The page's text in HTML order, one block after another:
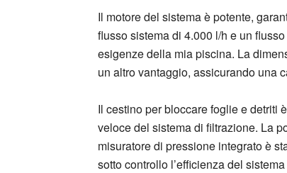
Il motore del sistema è potente,
flusso sistema di 4.000 l/h e un
esigenze della mia piscina. La
un altro vantaggio, assicurando una
Il cestino per bloccare foglie e detriti
veloce del sistema di filtrazione. La
misuratore di pressione integrato è
sotto controllo l’efficienza del